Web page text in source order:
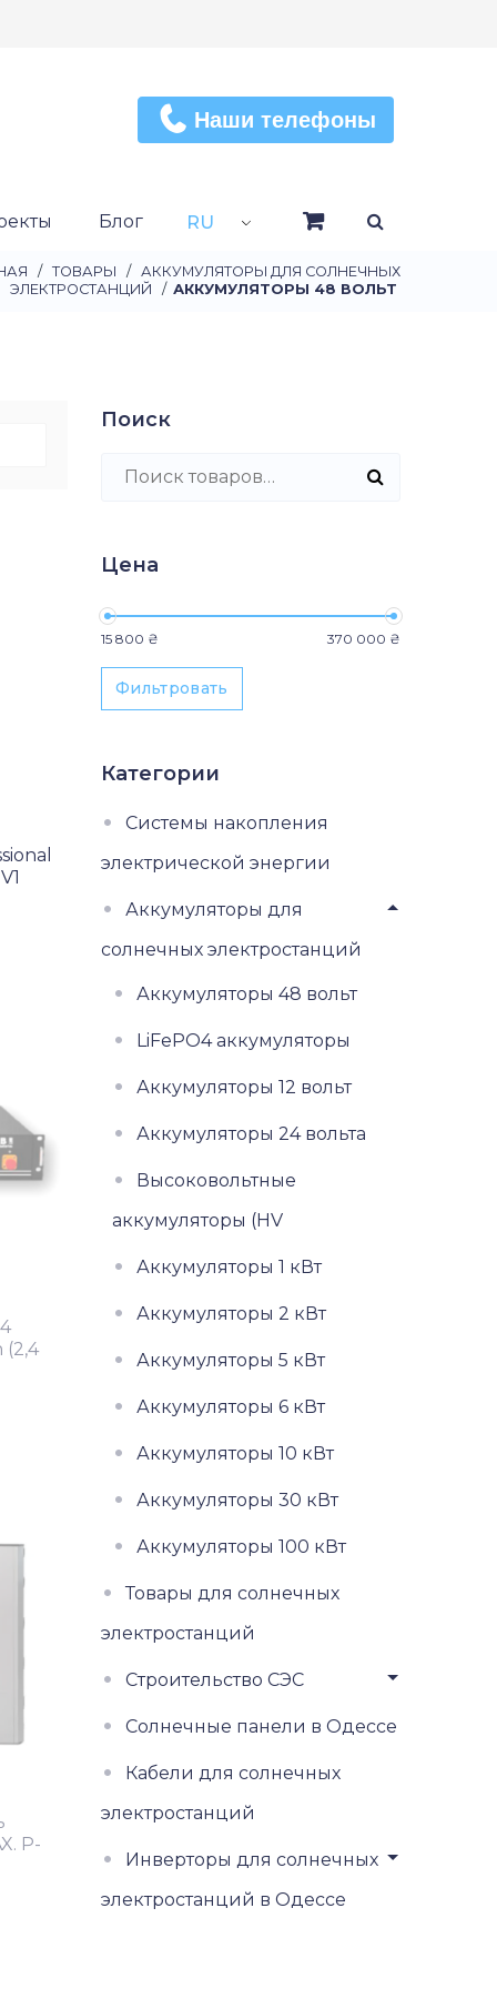
Наши телефоны
Блог RU
/ ТОВАРЫ / АККУМУЛЯТОРЫ ДЛЯ СОЛНЕЧНЫХ
ЭЛЕКТРОСТАНЦИЙ
/ АККУМУЛЯТОРЫ 48 ВОЛЬТ
(2,4
P-
Поиск
Искать:
Цена
Минимальная цена
Максимальная цена
Фильтровать
15 800 ₴ 370 000 ₴
Категории
Системы накопления
электрической энергии
Аккумуляторы для
солнечных электростанций
Аккумуляторы 48 вольт
LiFePO4 аккумуляторы
Аккумуляторы 12 вольт
Аккумуляторы 24 вольта
Высоковольтные
аккумуляторы (HV
Аккумуляторы 1 кВт
Аккумуляторы 2 кВт
Аккумуляторы 5 кВт
Аккумуляторы 6 кВт
Аккумуляторы 10 кВт
Аккумуляторы 30 кВт
Аккумуляторы 100 кВт
Товары для солнечных
электростанций
Строительство СЭС
Солнечные панели в Одессе
Кабели для солнечных
электростанций
Инверторы для солнечных
электростанций в Одессе